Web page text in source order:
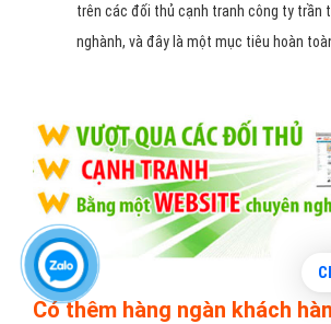
trên các đối thủ cạnh tranh công ty trần
nghành, và đây là một mục tiêu hoàn
Có thêm hàng ngàn khách